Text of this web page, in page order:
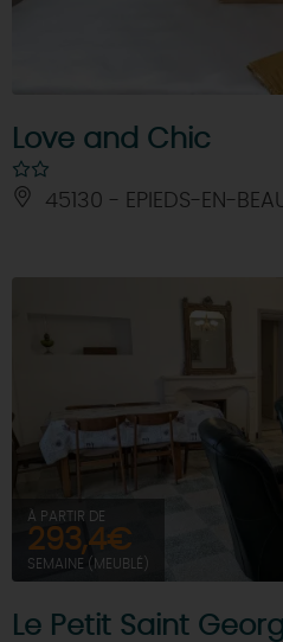
Love and Chic
45130 - EPIEDS-EN-
À PARTIR DE
293,4€
SEMAINE (MEUBLÉ)
Le Petit Saint